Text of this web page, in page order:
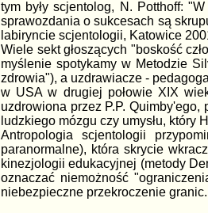
tym były scjentolog, N. Potthoff:
sprawozdania o sukcesach są
labiryncie scjentologii, Katowice
Wiele sekt głoszących "boskość
myślenie spotykamy w Metodzie
zdrowia"), a uzdrawiacze -
w USA w drugiej połowie XIX
uzdrowiona przez P.P.
ludzkiego mózgu czy umysłu, który
Antropologia scjentologii
paranormalne), która skrycie
kinezjologii edukacyjnej (metody
oznaczać niemożność
niebezpieczne przekroczenie granic.